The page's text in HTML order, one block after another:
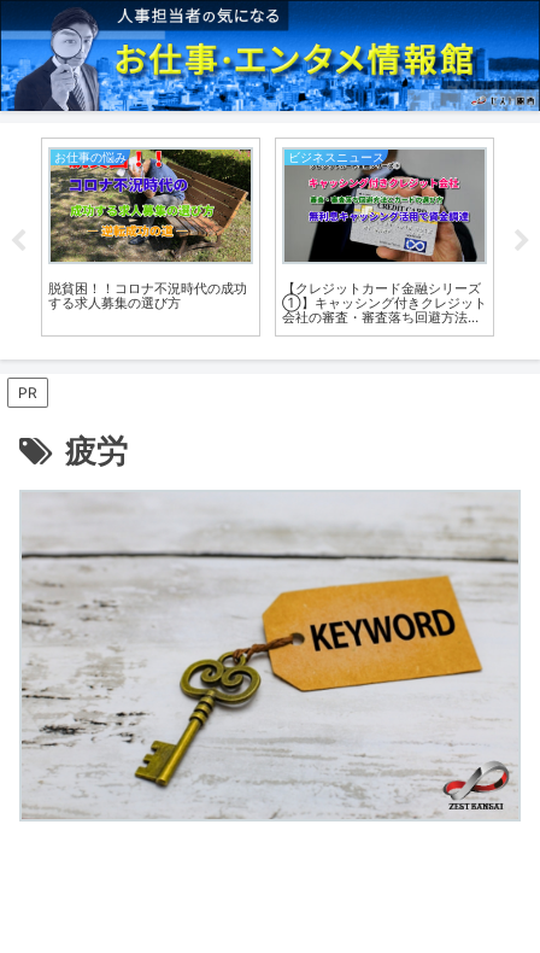
融シリーズ
クレジット
お仕事の悩み
新型コロナで想定外の生活苦で変
化で気付かされた！これからの仕
就職
田舎暮らしはツラさの中に楽し
がある！注目度が高い『ⅰターン
職』のメリット
PR
疲労